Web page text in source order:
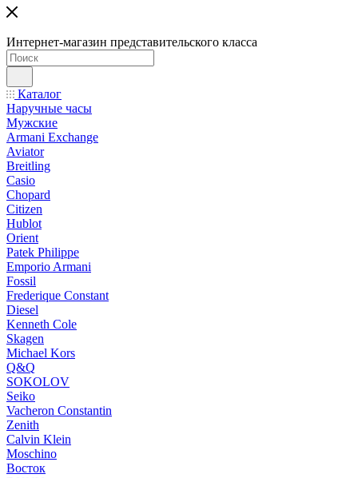
Интернет-магазин представительского класса
Каталог
Наручные часы
Мужские
Armani Exchange
Aviator
Breitling
Casio
Chopard
Citizen
Hublot
Orient
Patek Philippe
Emporio Armani
Fossil
Frederique Constant
Diesel
Kenneth Cole
Skagen
Michael Kors
Q&Q
SOKOLOV
Seiko
Vacheron Constantin
Zenith
Calvin Klein
Moschino
Восток